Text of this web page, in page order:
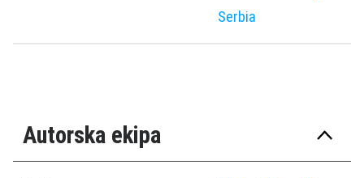
Serbia
Autorska ekipa